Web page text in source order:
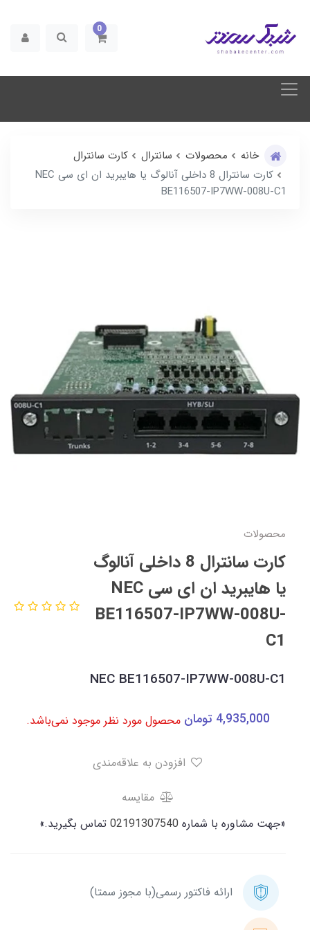
0
خانه محصولات سانترال
کارت سانترال
کارت سانترال 8 داخلی آنالوگ یا هایبرید ان ای سی NEC
BE116507-IP7WW-008U-C1
محصولات
کارت سانترال 8 داخلی آنالوگ
یا هایبرید ان ای سی NEC
BE116507-IP7WW-008U-
C1
NEC BE116507-IP7WW-008U-C1
4,935,000 تومان محصول مورد نظر موجود نمی‌باشد.
مقایسه
«جهت مشاوره با شماره 02191307540 تماس بگیرید.»
ارائه فاکتور رسمی(با مجوز سمتا)